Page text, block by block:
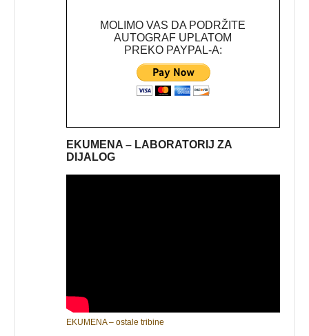
MOLIMO VAS DA PODRŽITE
AUTOGRAF UPLATOM
PREKO PAYPAL-A:
EKUMENA – LABORATORIJ ZA
DIJALOG
EKUMENA – ostale tribine